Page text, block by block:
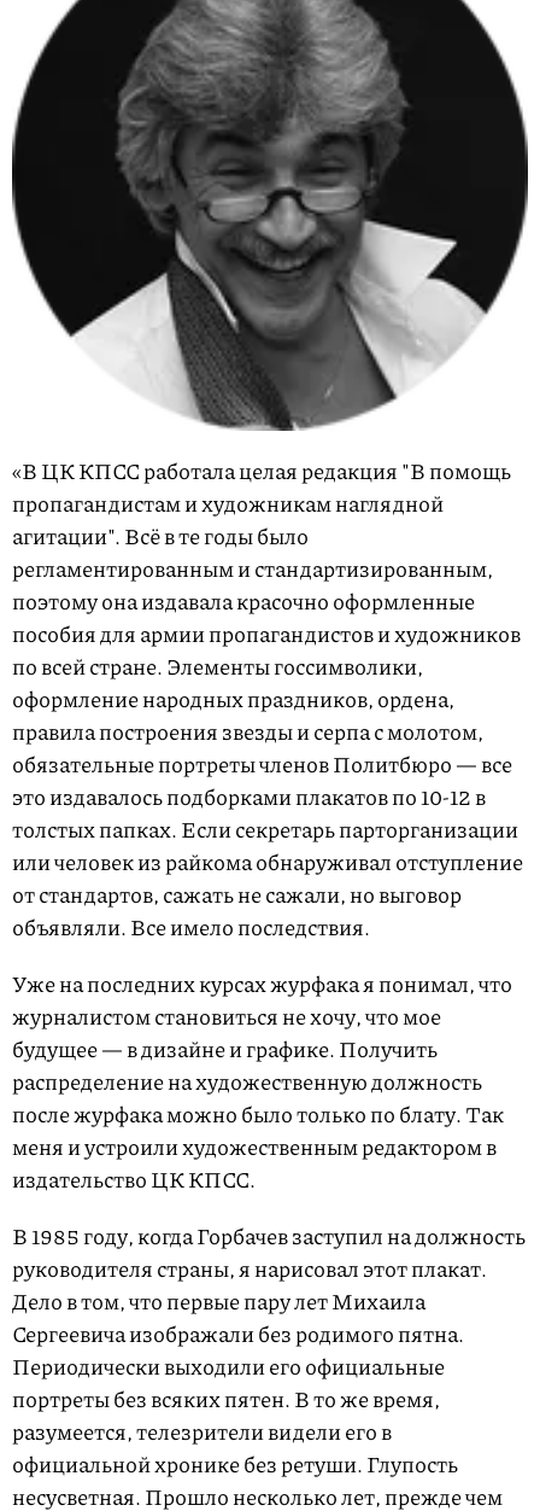
«В ЦК КПСС работала целая редакция "В помощь
пропагандистам и художникам наглядной
агитации". Всё в те годы было
регламентированным и стандартизированным,
поэтому она издавала красочно оформленные
пособия для армии пропагандистов и художников
по всей стране. Элементы госсимволики,
оформление народных праздников, ордена,
правила построения звезды и серпа с молотом,
обязательные портреты членов Политбюро — все
это издавалось подборками плакатов по 10-12 в
толстых папках. Если секретарь парторганизации
или человек из райкома обнаруживал отступление
от стандартов, сажать не сажали, но выговор
объявляли. Все имело последствия.
Уже на последних курсах журфака я понимал, что
журналистом становиться не хочу, что мое
будущее — в дизайне и графике. Получить
распределение на художественную должность
после журфака можно было только по блату. Так
меня и устроили художественным редактором в
издательство ЦК КПСС.
В 1985 году, когда Горбачев заступил на должность
руководителя страны, я нарисовал этот плакат.
Дело в том, что первые пару лет Михаила
Сергеевича изображали без родимого пятна.
Периодически выходили его официальные
портреты без всяких пятен. В то же время,
разумеется, телезрители видели его в
официальной хронике без ретуши. Глупость
несусветная. Прошло несколько лет, прежде чем